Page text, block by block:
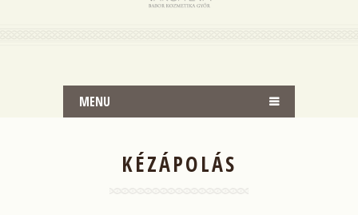
MENU
KÉZÁPOLÁS